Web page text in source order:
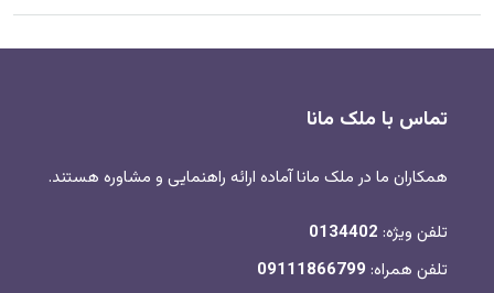
تماس با ملک مانا
همکاران ما در ملک مانا آماده ارائه راهنمایی و مشاوره هستند.
تلفن ویژه: 0134402
تلفن همراه: 09111866799